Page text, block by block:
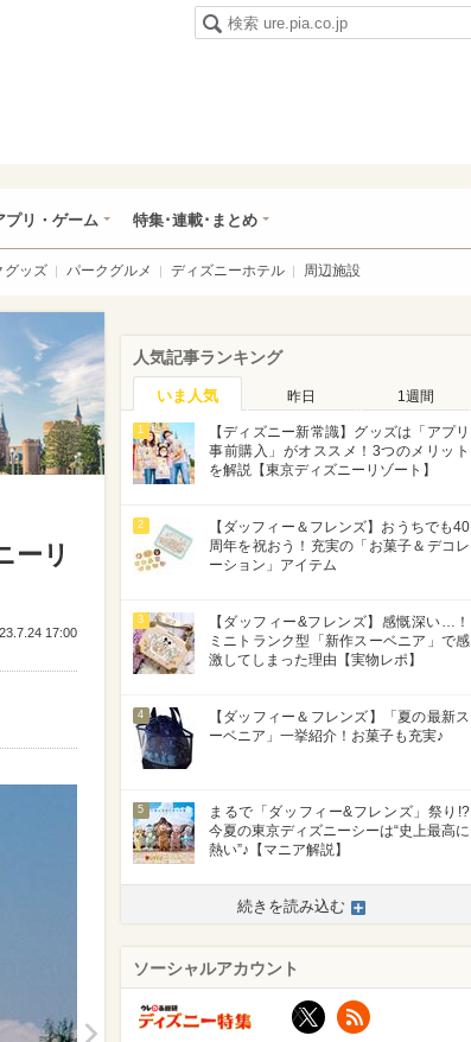
プリ・ゲーム 特集･連載･まとめ
グッズ パークグルメ ディズニーホテル 周辺施設
ーリ
17:00
>
人気記事ランキング
いま人気 昨日 1週間
1
【ディズニー新常識】グッズは「アプリ
事前購入」がオススメ！3つのメリット
を解説【東京ディズニーリゾート】
2
【ダッフィー＆フレンズ】おうちでも40
周年を祝おう！充実の「お菓子＆デコレ
ーション」アイテム
3
【ダッフィー&フレンズ】感慨深い…！
ミニトランク型「新作スーベニア」で感
激してしまった理由【実物レポ】
4
【ダッフィー＆フレンズ】「夏の最新ス
ーベニア」一挙紹介！お菓子も充実♪
5
まるで「ダッフィー&フレンズ」祭り!?
今夏の東京ディズニーシーは“史上最高に
熱い”♪【マニア解説】
続きを読み込む
ソーシャルアカウント
X